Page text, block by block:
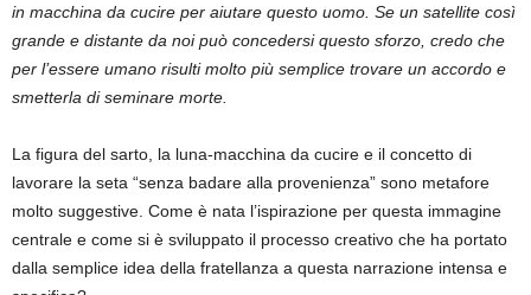
in macchina da cucire per aiutare questo uomo. Se un satellite così
grande e distante da noi può concedersi questo sforzo, credo che
per l’essere umano risulti molto più semplice trovare un accordo e
smetterla di seminare morte.
La figura del sarto, la luna-macchina da cucire e il concetto di
lavorare la seta “senza badare alla provenienza” sono metafore
molto suggestive. Come è nata l’ispirazione per questa immagine
centrale e come si è sviluppato il processo creativo che ha portato
dalla semplice idea della fratellanza a questa narrazione intensa e